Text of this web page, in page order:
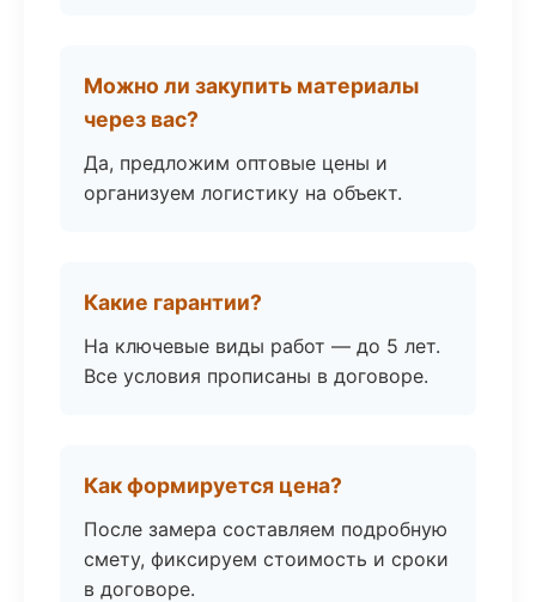
Можно ли закупить материалы
через вас?
Да, предложим оптовые цены и
организуем логистику на объект.
Какие гарантии?
На ключевые виды работ — до 5 лет.
Все условия прописаны в договоре.
Как формируется цена?
После замера составляем подробную
смету, фиксируем стоимость и сроки
в договоре.